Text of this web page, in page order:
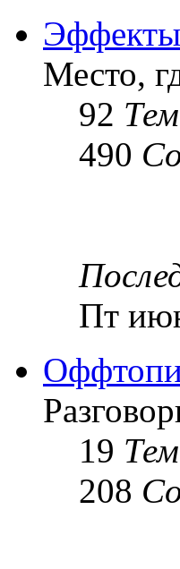
Эффекты
Место,
92
490
Пт
19
208